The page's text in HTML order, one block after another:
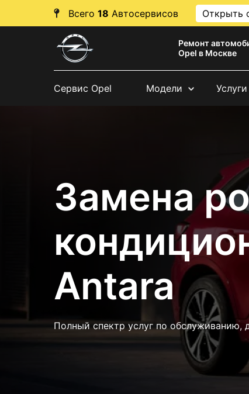
Всего 18 Автосервисов Открыть
Ремонт
Opel в Москве
Сервис Opel Модели Услуги
Замена
Antara
Полный спектр услуг по обслуживанию,